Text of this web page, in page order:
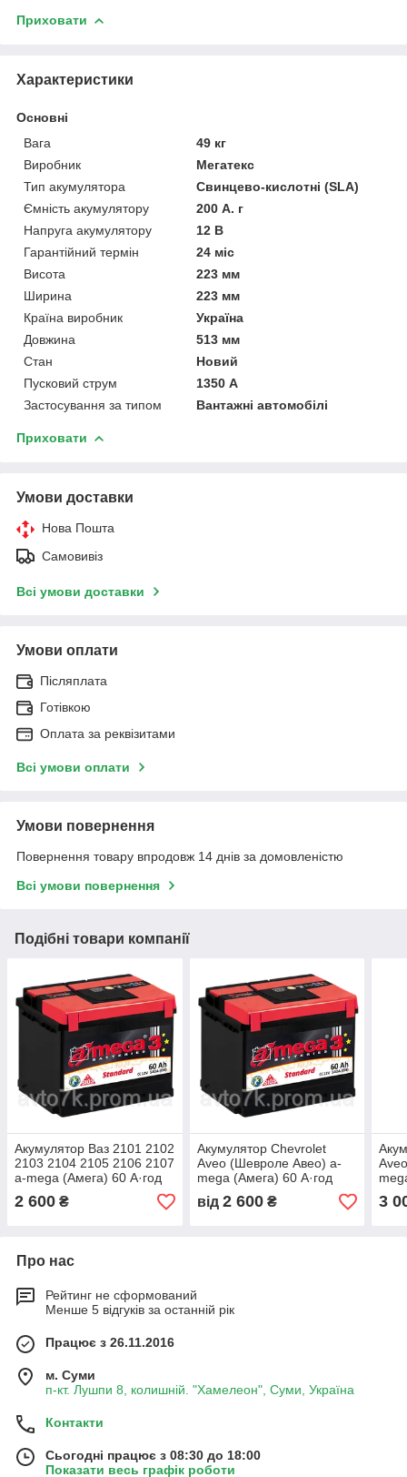
Приховати
Характеристики
Основні
Вага
49 кг
Виробник
Мегатекс
Тип акумулятора
Свинцево-кислотні (SLA)
Ємність акумулятору
200 А. г
Напруга акумулятору
12 В
Гарантійний термін
24 міс
Висота
223 мм
Ширина
223 мм
Країна виробник
Україна
Довжина
513 мм
Стан
Новий
Пусковий струм
1350 А
Застосування за типом
Вантажні автомобілі
Приховати
Умови доставки
Нова Пошта
Самовивіз
Всі умови доставки
Умови оплати
Післяплата
Готівкою
Оплата за реквізитами
Всі умови оплати
Умови повернення
Повернення товару впродовж 14 днів за домовленістю
Всі умови повернення
Подібні товари компанії
Акумулятор Ваз 2101 2102
2103 2104 2105 2106 2107
a-mega (Амега) 60 А·год
2 600 ₴
Акумулятор Chevrolet
Aveo (Шевроле Авео) a-
mega (Амега) 60 А·год
від 2 600₴
62
3
Про нас
Рейтинг не сформований
Менше 5 відгуків за останній рік
Працює з 26.11.2016
м. Суми
п-кт. Лушпи 8, колишній. "Хамелеон", Суми, Україна
Контакти
Сьогодні працює з 08:30 до 18:00
Показати весь графік роботи